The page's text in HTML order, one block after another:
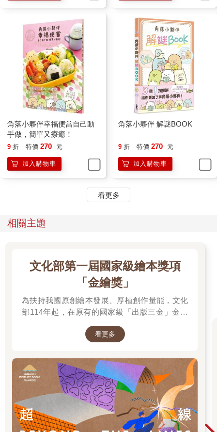
角落小夥伴幸福便當自己動
手做，簡單又療癒！
9 折 特價 270 元
加入購物車
角落小夥伴 解謎BOOK
9 折 特價 270 元
加入購物車
看更多
相關主題
文化部第一屆國家級繪本獎項
「金繪獎」
為扶持我國原創繪本發展、厚植創作量能，文化
部114年起，在原有的國家級「出版三金」金鼎
獎、金漫獎、金典獎外，新增「金繪獎」，希望
促進台灣圖文出版的多元發展。獎項分為「特別
「跨域應用獎」、「年度繪本獎」，以及「金繪
大獎」。
看更多